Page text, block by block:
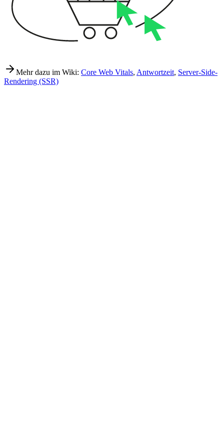
Mehr dazu im Wiki: Core Web Vitals, Antwortzeit, Server-Side-
Rendering (SSR)